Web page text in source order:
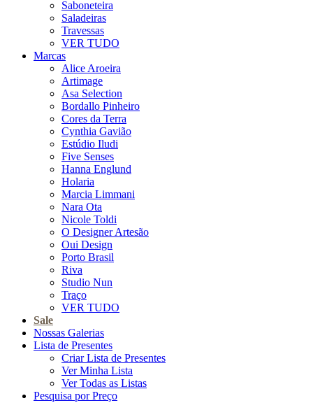
Saboneteira
Saladeiras
Travessas
VER TUDO
Marcas
Alice Aroeira
Artimage
Asa Selection
Bordallo Pinheiro
Cores da Terra
Cynthia Gavião
Estúdio Iludi
Five Senses
Hanna Englund
Holaria
Marcia Limmani
Nara Ota
Nicole Toldi
O Designer Artesão
Oui Design
Porto Brasil
Riva
Studio Nun
Traço
VER TUDO
Sale
Nossas Galerias
Lista de Presentes
Criar Lista de Presentes
Ver Minha Lista
Ver Todas as Listas
Pesquisa por Preço